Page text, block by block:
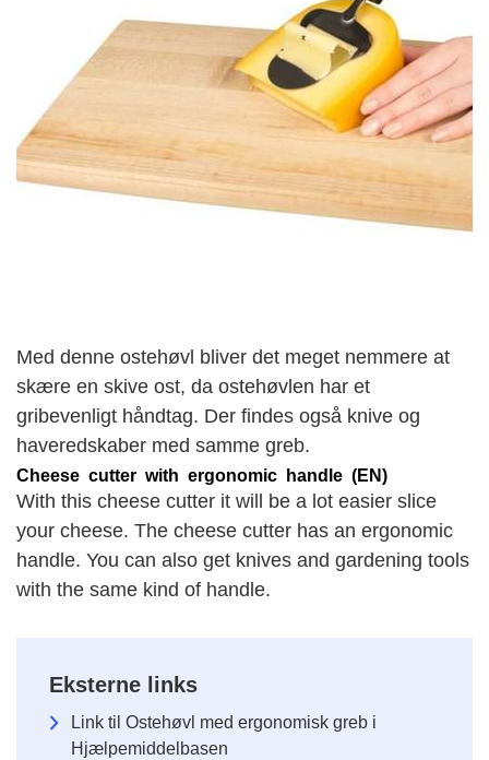
Med denne ostehøvl bliver det meget nemmere at
skære en skive ost, da ostehøvlen har et
gribevenligt håndtag. Der findes også knive og
haveredskaber med samme greb.
Cheese cutter with ergonomic handle (EN)
With this cheese cutter it will be a lot easier slice
your cheese. The cheese cutter has an ergonomic
handle. You can also get knives and gardening tools
with the same kind of handle.
Eksterne links
Link til Ostehøvl med ergonomisk greb i
Hjælpemiddelbasen